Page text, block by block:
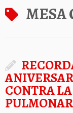
MESA
CONTRA